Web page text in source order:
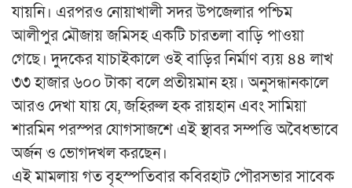
যায়নি। এরপরও নোয়াখালী সদর উপজেলার পশ্চিম
আলীপুর মৌজায় জমিসহ একটি চারতলা বাড়ি পাওয়া
গেছে। দুদকের যাচাইকালে ওই বাড়ির নির্মাণ ব্যয় ৪৪ লাখ
৩৩ হাজার ৬০০ টাকা বলে প্রতীয়মান হয়। অনুসন্ধানকালে
আরও দেখা যায় যে, জহিরুল হক রায়হান এবং সামিয়া
শারমিন পরস্পর যোগসাজশে এই স্থাবর সম্পত্তি অবৈধভাবে
অর্জন ও ভোগদখল করছেন।
এই মামলায় গত বৃহস্পতিবার কবিরহাট পৌরসভার সাবেক